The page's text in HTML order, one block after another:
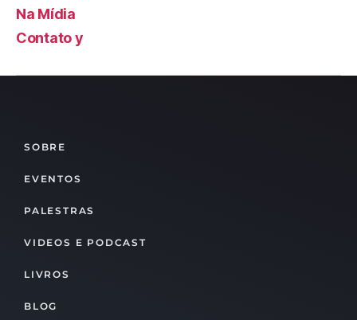
Na Mídia
Contato y
SOBRE
EVENTOS
PALESTRAS
VIDEOS E PODCAST
LIVROS
BLOG